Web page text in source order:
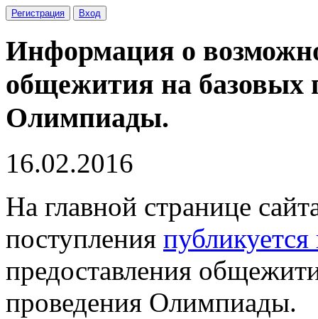
Регистрация Вход
Информация о
общежития на базовых
Олимпиады.
16.02.2016
На главной странице
поступления
предоставления
проведения Олимпиады.